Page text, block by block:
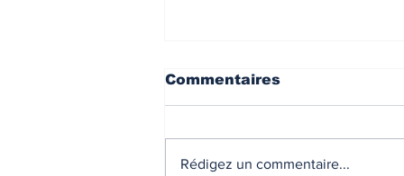
Commentaires
Rédigez un commentaire...